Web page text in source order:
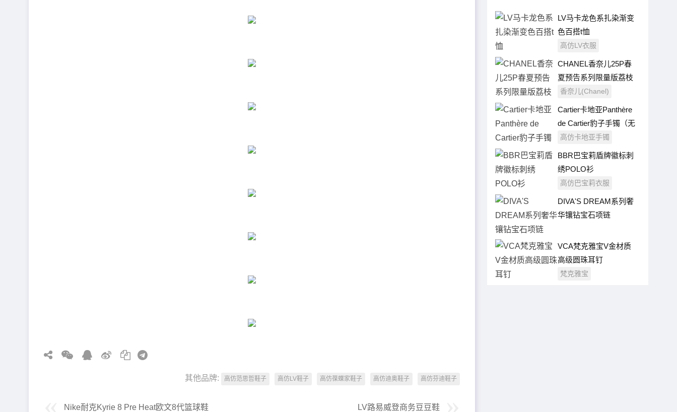
其他品牌: 高仿范思哲鞋子 高仿LV鞋子 高仿葆蝶家鞋子 高仿迪奥鞋子 高仿芬迪鞋子
Nike耐克Kyrie 8 Pre Heat欧文8代篮球鞋 LV路易威登商务豆豆鞋
LV马卡龙色系扎染渐变
色百搭t恤
高仿LV衣服
CHANEL香奈儿25P春
夏预告系列限量版荔枝
皮风琴包
香奈儿(Chanel)
Cartier卡地亚Panthère
de Cartier豹子手镯（无
钻版本）
高仿卡地亚手镯
BBR巴宝莉盾牌徽标刺
绣POLO衫
高仿巴宝莉衣服
DIVA'S DREAM系列奢
华镶钻宝石项链
VCA梵克雅宝V金材质
高级圆珠耳钉
梵克雅宝